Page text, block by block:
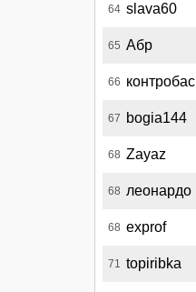
64 slava60
65 Абр
66 контробас
67 bogia144
68 Zayaz
68 леонардо
68 exprof
71 topiribka